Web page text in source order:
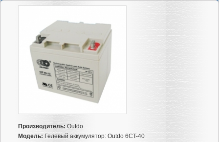
Производитель: Outdo
Модель: Гелевый аккумулятор: Outdo 6CT-40